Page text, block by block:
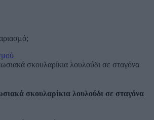
σκουλαρίκια λουλούδι σε σταγόνα